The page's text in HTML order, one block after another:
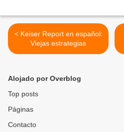
< Keiser Report en español:
Viejas estrategias
Alojado por Overblog
Top posts
Páginas
Contacto